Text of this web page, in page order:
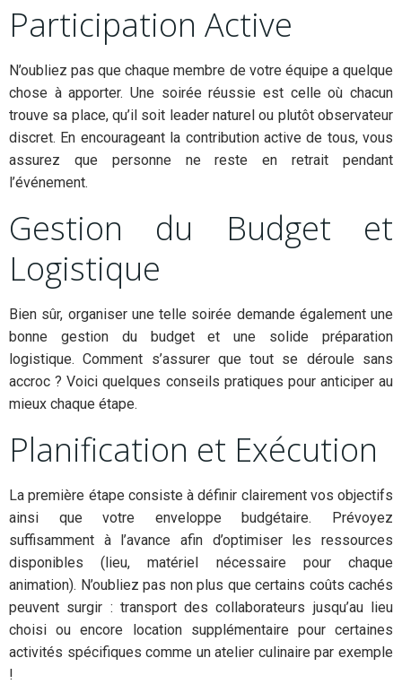
Participation Active
N’oubliez pas que chaque membre de votre équipe a quelque
chose à apporter. Une soirée réussie est celle où chacun
trouve sa place, qu’il soit leader naturel ou plutôt observateur
discret. En encourageant la contribution active de tous, vous
assurez que personne ne reste en retrait pendant
l’événement.
Gestion du Budget et
Logistique
Bien sûr, organiser une telle soirée demande également une
bonne gestion du budget et une solide préparation
logistique. Comment s’assurer que tout se déroule sans
accroc ? Voici quelques conseils pratiques pour anticiper au
mieux chaque étape.
Planification et Exécution
La première étape consiste à définir clairement vos objectifs
ainsi que votre enveloppe budgétaire. Prévoyez
suffisamment à l’avance afin d’optimiser les ressources
disponibles (lieu, matériel nécessaire pour chaque
animation). N’oubliez pas non plus que certains coûts cachés
peuvent surgir : transport des collaborateurs jusqu’au lieu
choisi ou encore location supplémentaire pour certaines
activités spécifiques comme un atelier culinaire par exemple
!